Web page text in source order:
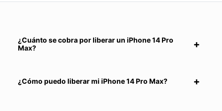
¿Cuánto se cobra por liberar un iPhone 14 Pro
Max?
¿Cómo puedo liberar mi iPhone 14 Pro Max?